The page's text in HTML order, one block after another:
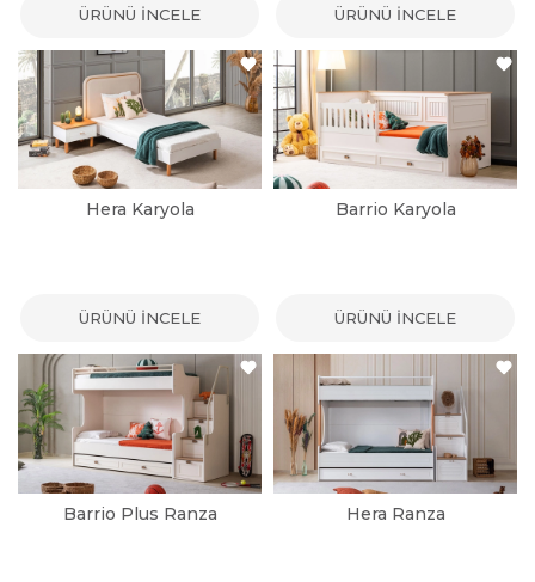
ÜRÜNÜ İNCELE ÜRÜNÜ İNCELE
Hera Karyola
ÜRÜNÜ İNCELE
Barrio Karyola
ÜRÜNÜ İNCELE
Barrio Plus Ranza Hera Ranza